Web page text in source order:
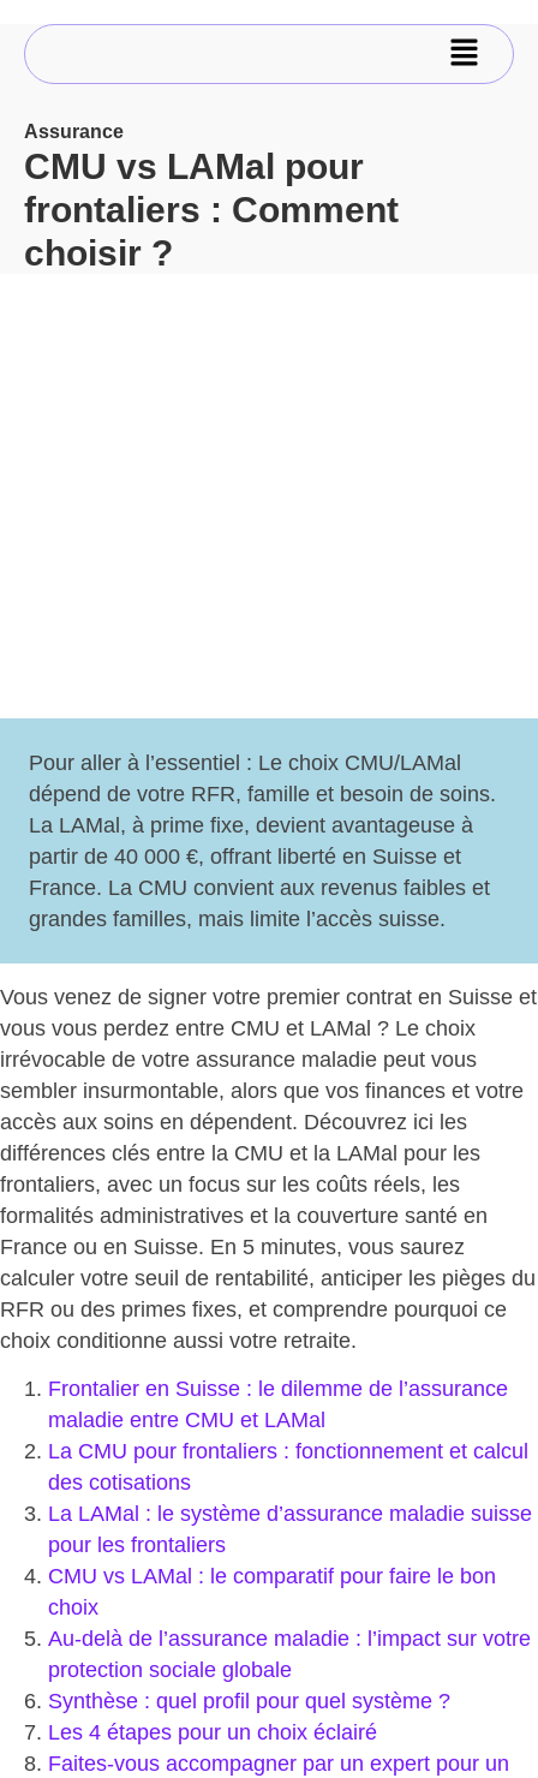
Assurance
CMU vs LAMal pour
frontaliers : Comment
choisir ?
Pour aller à l’essentiel : Le choix CMU/LAMal
dépend de votre RFR, famille et besoin de soins.
La LAMal, à prime fixe, devient avantageuse à
partir de 40 000 €, offrant liberté en Suisse et
France. La CMU convient aux revenus faibles et
grandes familles, mais limite l’accès suisse.
Vous venez de signer votre premier contrat en Suisse et
vous vous perdez entre CMU et LAMal ? Le choix
irrévocable de votre assurance maladie peut vous
sembler insurmontable, alors que vos finances et votre
accès aux soins en dépendent. Découvrez ici les
différences clés entre la CMU et la LAMal pour les
frontaliers, avec un focus sur les coûts réels, les
formalités administratives et la couverture santé en
France ou en Suisse. En 5 minutes, vous saurez
calculer votre seuil de rentabilité, anticiper les pièges du
RFR ou des primes fixes, et comprendre pourquoi ce
choix conditionne aussi votre retraite.
Frontalier en Suisse : le dilemme de l’assurance
maladie entre CMU et LAMal
La CMU pour frontaliers : fonctionnement et calcul
des cotisations
La LAMal : le système d’assurance maladie suisse
pour les frontaliers
CMU vs LAMal : le comparatif pour faire le bon
choix
Au-delà de l’assurance maladie : l’impact sur votre
protection sociale globale
Synthèse : quel profil pour quel système ?
Les 4 étapes pour un choix éclairé
Faites-vous accompagner par un expert pour un